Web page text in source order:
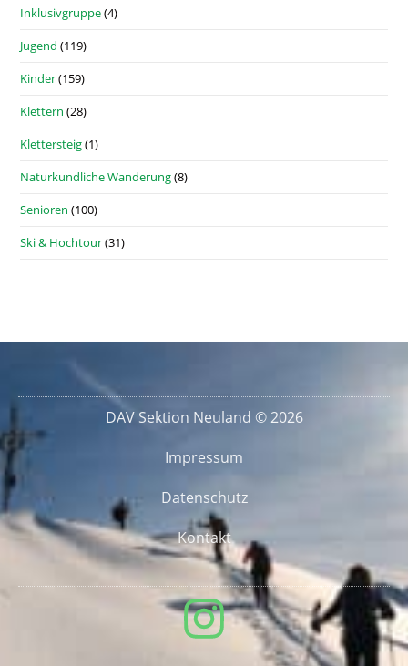
Inklusivgruppe(4)
Jugend (119)
Kinder(159)
Klettern (28)
Klettersteig(1)
Naturkundliche Wanderung(8)
Senioren (100)
Ski & Hochtour(31)
DAV Sektion Neuland © 2026
Impressum
Datenschutz
Kontakt